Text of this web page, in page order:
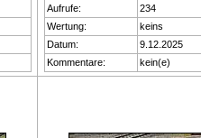
Aufrufe:
234
Wertung:
keins
Datum:
9.12.2025
Kommentare:
kein(e)